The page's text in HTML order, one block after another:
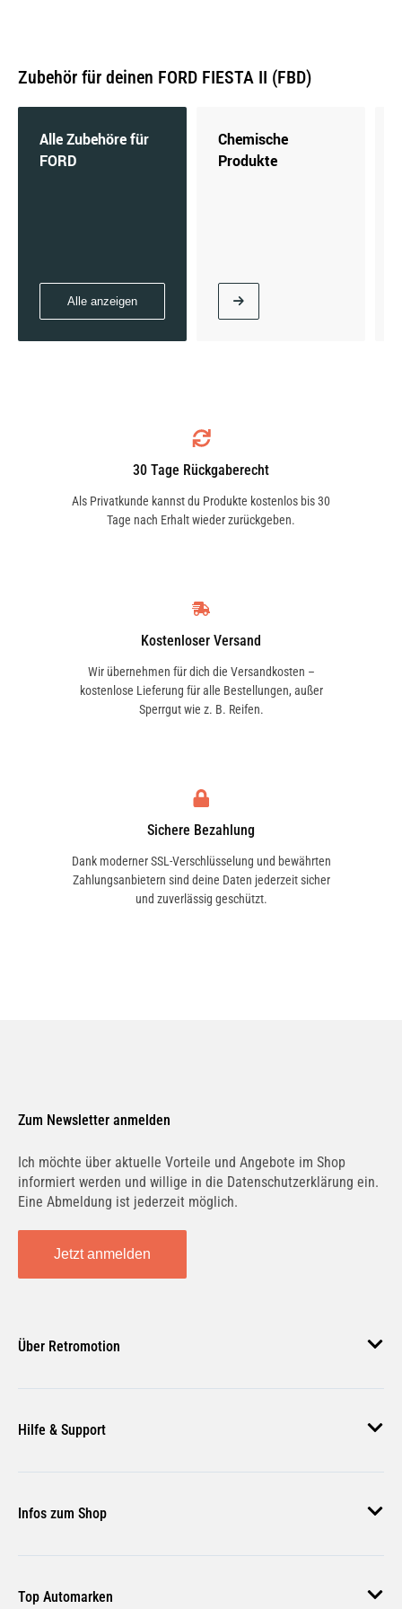
11/1989
1.6 D (FBD) | 40 KW / 54 PS | ab 04/1984 bis
02/1989
1.6 XR2 (FBD) | 70 KW / 95 PS | ab 03/1984 bis
Zubehör für deinen FORD FIESTA II (FBD)
Alle Zubehöre für
FORD
Alle anzeigen
Chemische
Produkte
30 Tage Rückgaberecht
Als Privatkunde kannst du Produkte kostenlos bis 30
Tage nach Erhalt wieder zurückgeben.
Kostenloser Versand
Wir übernehmen für dich die Versandkosten –
kostenlose Lieferung für alle Bestellungen, außer
Sperrgut wie z. B. Reifen.
Sichere Bezahlung
Dank moderner SSL-Verschlüsselung und bewährten
Zahlungsanbietern sind deine Daten jederzeit sicher
und zuverlässig geschützt.
Zum Newsletter anmelden
Ich möchte über aktuelle Vorteile und Angebote im Shop
informiert werden und willige in die Datenschutzerklärung ein.
Eine Abmeldung ist jederzeit möglich.
Jetzt anmelden
Über Retromotion
Unsere Jobs
Magazin
Hilfe & Support
Zahlungsmethoden
Versand & Lieferung
Rückgabe & Erstattung
Infos zum Shop
Top Automarken